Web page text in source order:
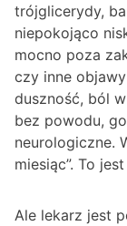
trójglicerydy,
niepokojąco
mocno poza
czy inne
duszność, ból
bez powodu,
neurologiczne.
miesiąc”. To
Ale lekarz jest